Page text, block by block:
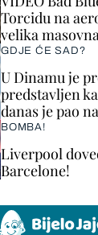
Torcidu na
velika
GDJE ĆE SAD?
U Dinamu je
predstavljen
danas je pao
BOMBA!
Liverpool
Barcelone!